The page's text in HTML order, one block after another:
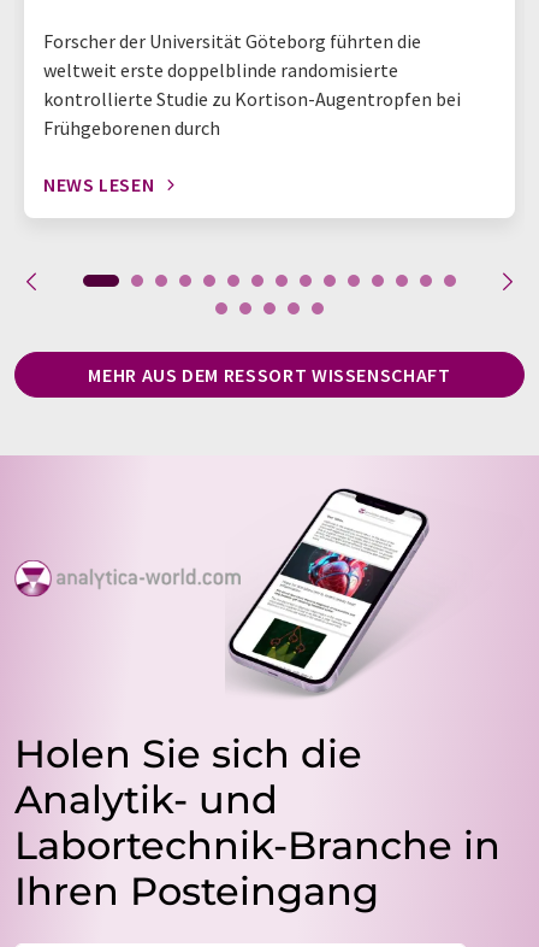
Forscher der Universität Göteborg führten die
weltweit erste doppelblinde randomisierte
kontrollierte Studie zu Kortison-Augentropfen bei
Frühgeborenen durch
NEWS LESEN
MEHR AUS DEM RESSORT WISSENSCHAFT
Holen Sie sich die
Analytik- und
Labortechnik-Branche in
Ihren Posteingang